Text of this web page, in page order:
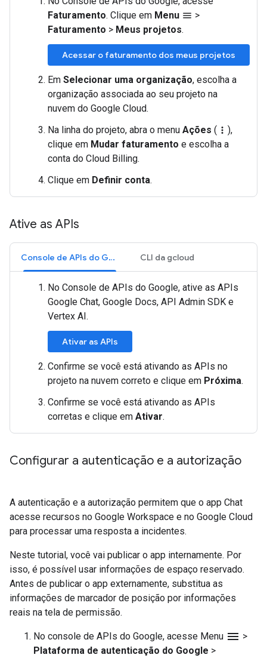
Faturamento. Clique em Menu menu >
Faturamento > Meus projetos.
Acessar o faturamento dos meus projetos
Em Selecionar uma organização, escolha a
organização associada ao seu projeto na
nuvem do Google Cloud.
Na linha do projeto, abra o menu Ações ( more_vert ),
clique em Mudar faturamento e escolha a
conta do Cloud Billing.
Clique em Definir conta.
Ative as APIs
Console de APIs do Google CLI da gcloud
No Console de APIs do Google, ative as APIs
Google Chat, Google Docs, API Admin SDK e
Vertex AI.
Ativar as APIs
Confirme se você está ativando as APIs no
projeto na nuvem correto e clique em Próxima.
Confirme se você está ativando as APIs
corretas e clique em Ativar.
Configurar a autenticação e a autorização
A autenticação e a autorização permitem que o app Chat
acesse recursos no Google Workspace e no Google Cloud
para processar uma resposta a incidentes.
Neste tutorial, você vai publicar o app internamente. Por
isso, é possível usar informações de espaço reservado.
Antes de publicar o app externamente, substitua as
informações de marcador de posição por informações
reais na tela de permissão.
No console de APIs do Google, acesse Menu menu >
Plataforma de autenticação do Google >